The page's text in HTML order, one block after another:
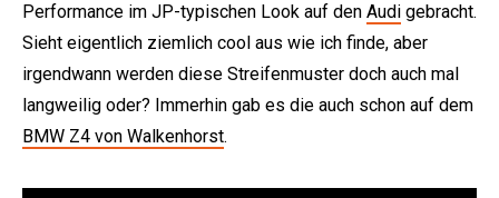
Performance im JP-typischen Look auf den Audi gebracht.
Sieht eigentlich ziemlich cool aus wie ich finde, aber
irgendwann werden diese Streifenmuster doch auch mal
langweilig oder? Immerhin gab es die auch schon auf dem
BMW Z4 von Walkenhorst.